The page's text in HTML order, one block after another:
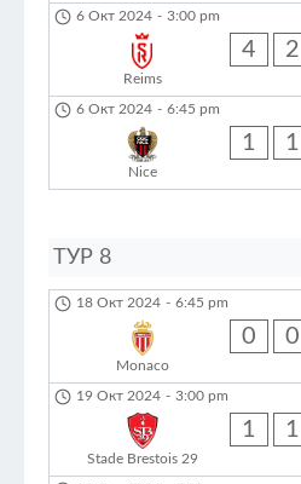
6 Окт 2024 - 3:00 pm
Reims
4 2
6 Окт 2024 - 6:45 pm
Nice
1 1
ТУР 8
18 Окт 2024 - 6:45 pm
Monaco
0 0
19 Окт 2024 - 3:00 pm
Stade Brestois 29
1 1